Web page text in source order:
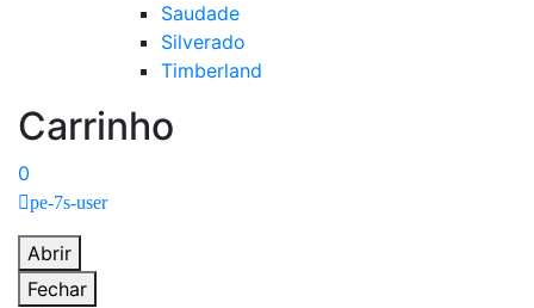
Saudade
Silverado
Timberland
Carrinho
0
pe-7s-user
Abrir
Fechar